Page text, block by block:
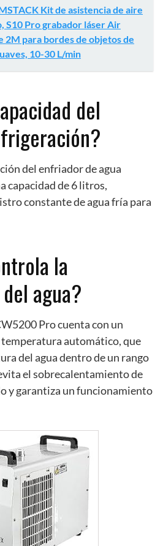
Kit de asistencia de aire
S10 Pro grabador láser Air
2M para bordes de objetos de
10-30 L/min
del
del enfriador de agua
capacidad de 6 litros,
constante de agua fría para
la
agua?
Pro cuenta con un
automático, que
del agua dentro de un rango
el sobrecalentamiento de
y garantiza un funcionamiento